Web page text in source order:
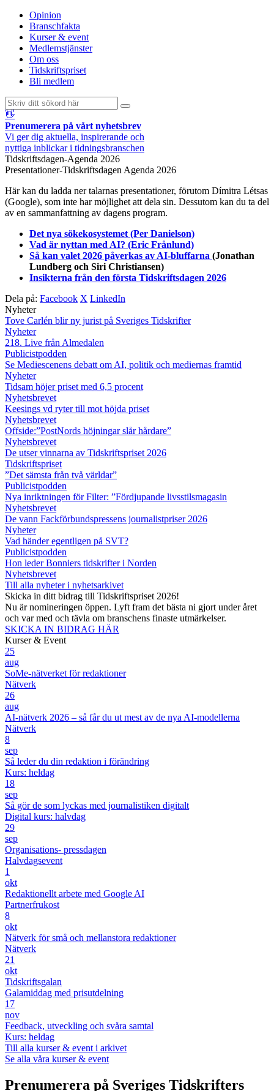
Opinion
Branschfakta
Kurser & event
Medlemstjänster
Om oss
Tidskriftspriset
Bli medlem
👋
Prenumerera på vårt nyhetsbrev
Vi ger dig aktuella, inspirerande och
nyttiga inblickar i tidningsbranschen
Tidskriftsdagen-Agenda 2026
Presentationer-Tidskriftsdagen Agenda 2026
Här kan du ladda ner talarnas presentationer, förutom Dímitra Létsas
(Google), som inte har möjlighet att dela sin. Dessutom kan du ta del
av en sammanfattning av dagens program.
Det nya sökekosystemet (Per Danielson)
Vad är nyttan med AI? (Eric Frånlund)
Så kan valet 2026 påverkas av AI-bluffarna (Jonathan
Lundberg och Siri Christiansen)
Insikterna från den första Tidskriftsdagen 2026
Dela på: Facebook X LinkedIn
Nyheter
Tove Carlén blir ny jurist på Sveriges Tidskrifter
Nyheter
218. Live från Almedalen
Publicistpodden
Se Mediescenens debatt om AI, politik och mediernas framtid
Nyheter
Tidsam höjer priset med 6,5 procent
Nyhetsbrevet
Keesings vd ryter till mot höjda priset
Nyhetsbrevet
Offside:”PostNords höjningar slår hårdare”
Nyhetsbrevet
De utser vinnarna av Tidskriftspriset 2026
Tidskriftspriset
”Det sämsta från två världar”
Publicistpodden
Nya inriktningen för Filter: ”Fördjupande livsstilsmagasin
Nyhetsbrevet
De vann Fackförbundspressens journalistpriser 2026
Nyheter
Vad händer egentligen på SVT?
Publicistpodden
Hon leder Bonniers tidskrifter i Norden
Nyhetsbrevet
Till alla nyheter i nyhetsarkivet
Skicka in ditt bidrag till Tidskriftspriset 2026!
Nu är nomineringen öppen. Lyft fram det bästa ni gjort under året
och var med och tävla om branschens finaste utmärkelser.
SKICKA IN BIDRAG HÄR
Kurser & Event
25
aug
SoMe-nätverket för redaktioner
Nätverk
26
aug
AI-nätverk 2026 – så får du ut mest av de nya AI-modellerna
Nätverk
8
sep
Så leder du din redaktion i förändring
Kurs: heldag
18
sep
Så gör de som lyckas med journalistiken digitalt
Digital kurs: halvdag
29
sep
Organisations- pressdagen
Halvdagsevent
1
okt
Redaktionellt arbete med Google AI
Partnerfrukost
8
okt
Nätverk för små och mellanstora redaktioner
Nätverk
21
okt
Tidskriftsgalan
Galamiddag med prisutdelning
17
nov
Feedback, utveckling och svåra samtal
Kurs: heldag
Till alla kurser & event i arkivet
Se alla våra kurser & event
Prenumerera på Sveriges Tidskrifters